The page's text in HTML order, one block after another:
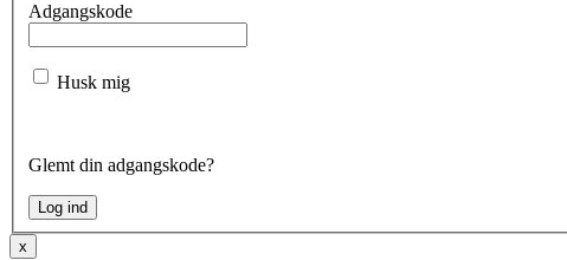
Adgangskode
Husk mig
Glemt din adgangskode?
x